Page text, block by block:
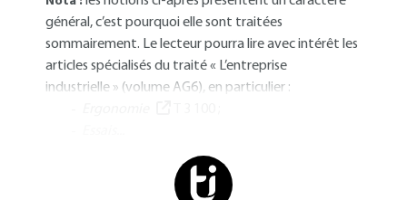
général, c’est pourquoi elle sont traitées
sommairement. Le lecteur pourra lire avec intérêt les
articles spécialisés du traité « L’entreprise
industrielle » (volume AG6), en particulier :